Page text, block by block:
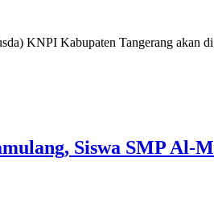
KNPI Kabupaten Tangerang akan
Siswa SMP Al-